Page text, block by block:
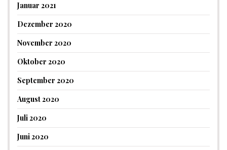
Januar 2021
Dezember 2020
November 2020
Oktober 2020
September 2020
August 2020
Juli 2020
Juni 2020